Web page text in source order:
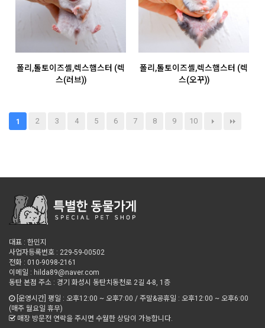
폴리,톨토이즈셸,렉스햄스터 (렉
스(러브))
폴리,톨토이즈셸,렉스햄스터 (렉
스(오꾸))
1 2 3 4 5 6 7 8 9 10
대표 : 한민지
사업자등록번호 : 229-59-00502
전화 : 010-9098-2161
이메일 : hilda89@naver.com
동탄 본점 주소 : 경기 화성시 동탄치동천로 2길 4-8, 1층
[운영시간] 평일 : 오후12:00 ~ 오후7:00 / 주말&공휴일 : 오후12:00 ~ 오후6:00
(매주 월요일 휴무)
매장 방문전 연락을 주시면 수월한 상담이 가능합니다.